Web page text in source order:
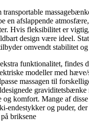
en afslappende
Hvis fleksibilitet er
design være ideel.
omvendt stabilitet
funktionalitet, findes
modeller med
massagen til
graviditetsbænke
og komfort. Mange af
endestykker og puder,
briksene